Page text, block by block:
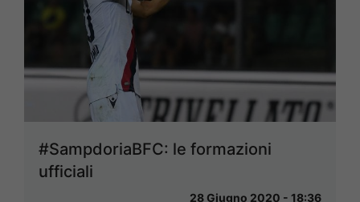
#SampdoriaBFC: le formazioni
ufficiali
28 Giugno 2020 - 18:36